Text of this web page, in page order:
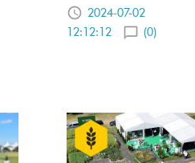
2024-07-02
12:12:12
(0)